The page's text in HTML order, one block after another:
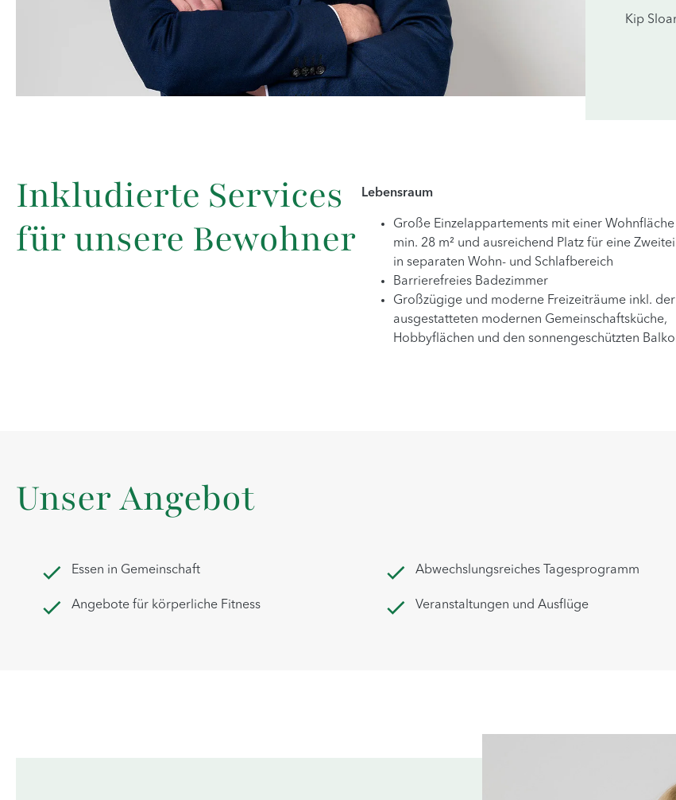
Kip
Inkludierte Services
für unsere Bewohner
Lebensraum
Große Einzelappartements mit einer
min. 28 m² und ausreichend Platz für eine
in separaten Wohn- und Schlafbereich
Barrierefreies Badezimmer
Großzügige und moderne Freizeiträume inkl. der
ausgestatteten modernen Gemeinschaftsküche,
Hobbyflächen und den sonnengeschützten
Unser Angebot
Essen in Gemeinschaft
Angebote für körperliche Fitness
Abwechslungsreiches Tagesprogramm
Veranstaltungen und Ausflüge